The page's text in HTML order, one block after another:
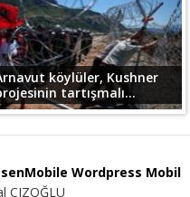
köylüler, Kushner
tartışmalı...
Wordpress Mobil
CIZOĞLU